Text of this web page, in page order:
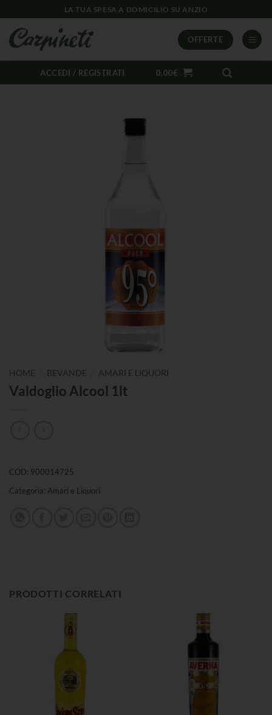
LA TUA SPESA A DOMICILIO SU ANZIO
OFFERTE
ACCEDI / REGISTRATI 0,00€
HOME BEVANDE AMARI E LIQUORI
Valdoglio Alcool 1lt
COD: 900014725
Categoria: Amari e Liquori
PRODOTTI CORRELATI